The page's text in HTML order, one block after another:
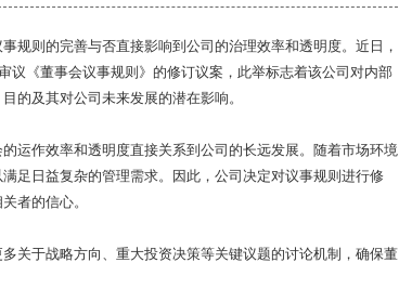
规则的完善与否直接影响到公司的治理效率和透明度。近日，
议《董事会议事规则》的修订议案，此举标志着该公司对内部
的及其对公司未来发展的潜在影响。
运作效率和透明度直接关系到公司的长远发展。随着市场环境
足日益复杂的管理需求。因此，公司决定对议事规则进行修
者的信心。
关于战略方向、重大投资决策等关键议题的讨论机制，确保董